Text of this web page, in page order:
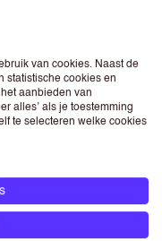
ofBladeren
kunt een foto opnemen
geen negatieve
opneemt in je CV dan
van cookies. Naast de
statistische cookies en
aanbieden van
alles’ als je toestemming
te selecteren welke cookies